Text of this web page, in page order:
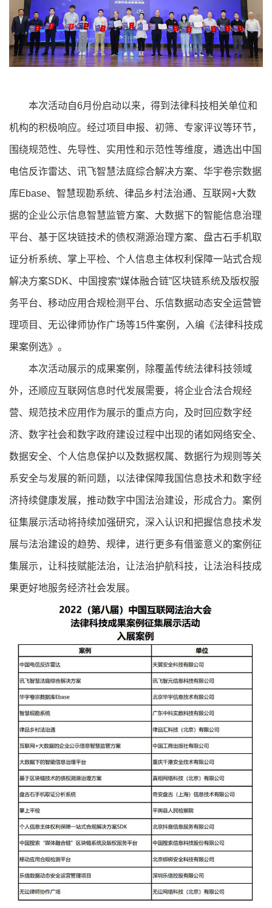
本次活动自6月份启动以来，得到法律科技相关单位和
机构的积极响应。经过项目申报、初筛、专家评议等环节，
围绕规范性、先导性、实用性和示范性等维度，遴选出中国
电信反诈雷达、讯飞智慧法庭综合解决方案、华宇卷宗数据
库Ebase、智慧现勘系统、律品乡村法治通、互联网+大数
据的企业公示信息智慧监管方案、大数据下的智能信息治理
平台、基于区块链技术的债权溯源治理方案、盘古石手机取
证分析系统、掌上平检、个人信息主体权利保障一站式合规
解决方案SDK、中国搜索“媒体融合链”区块链系统及版权服
务平台、移动应用合规检测平台、乐信数据动态安全运营管
理项目、无讼律师协作广场等15件案例，入编《法律科技成
果案例选》。
本次活动展示的成果案例，除覆盖传统法律科技领域
外，还顺应互联网信息时代发展需要，将企业合法合规经
营、规范技术应用作为展示的重点方向，及时回应数字经
济、数字社会和数字政府建设过程中出现的诸如网络安全、
数据安全、个人信息保护以及数据权属、数据行为规则等关
系安全与发展的新问题，以法律保障我国信息技术和数字经
济持续健康发展，推动数字中国法治建设，形成合力。案例
征集展示活动将持续加强研究，深入认识和把握信息技术发
展与法治建设的趋势、规律，进行更多有借鉴意义的案例征
集展示，让科技赋能法治，让法治护航科技，让法治科技成
果更好地服务经济社会发展。